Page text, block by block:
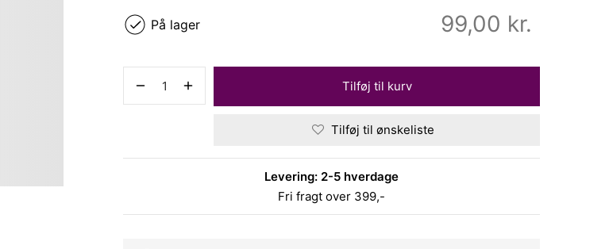
99,00 kr.
På lager
Tilføj til kurv
Tilføj til ønskeliste
Levering: 2-5 hverdage
Fri fragt over 399,-